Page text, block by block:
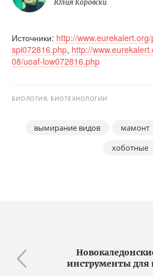
Юлия Коровски
Источники: http://
spi072816.php, http://
08/uoaf-low072816.php
БИОЛОГИЯ, БИОТЕХНОЛОГИИ
вымирание видов мамонт
хоботные
инструменты для